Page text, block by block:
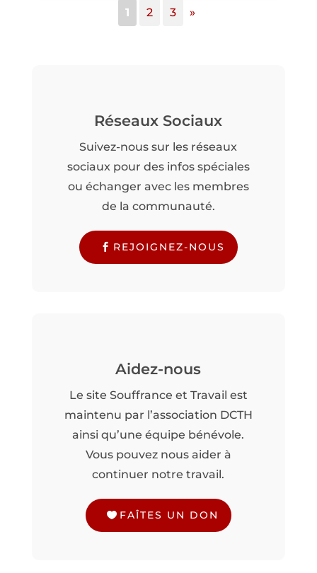
1 2 3 »
Réseaux Sociaux
Suivez-nous sur les réseaux
sociaux pour des infos spéciales
ou échanger avec les membres
de la communauté.
REJOIGNEZ-NOUS
Aidez-nous
Le site Souffrance et Travail est
maintenu par l’association DCTH
ainsi qu’une équipe bénévole.
Vous pouvez nous aider à
continuer notre travail.
FAÎTES UN DON